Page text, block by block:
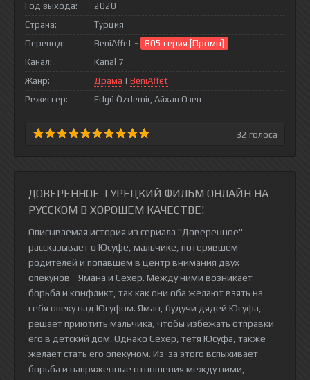
Год выхода:
2020
Страна:
Турция
Перевод:
BeniAffet -
805 серия [Промо]
Канал:
Kanal 7
Жанр:
Драма | BeniAffet
Режиссер:
Edgü Özdemir, Айхан Озен
32 голоса
ДОВЕРЕННОЕ ТУРЕЦКИЙ ФИЛЬМ ОНЛАЙН НА
РУССКОМ В ХОРОШЕМ КАЧЕСТВЕ!
Описываемая история из сериала "Доверенное"
рассказывает о Юсуфе, мальчике, потерявшем
родителей и попавшем в центр внимания двух
опекунов - Ямана и Сехер. Между ними возникает
борьба и конфликт, так как они оба желают взять на
себя опеку над Юсуфом. Яман, будучи дядей Юсуфа,
решает приютить мальчика, чтобы избежать отправки
его в детский дом. Однако Сехер, тетя Юсуфа, также
желает стать его опекуном. Из-за этого вспыхивает
борьба и напряженные отношения между ними,